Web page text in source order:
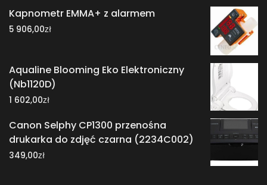
Kapnometr EMMA+ z alarmem
5 906,00zł
Aqualine Blooming Eko Elektroniczny
(Nb1120D)
1 602,00zł
Canon Selphy CP1300 przenośna
drukarka do zdjęć czarna (2234C002)
349,00zł